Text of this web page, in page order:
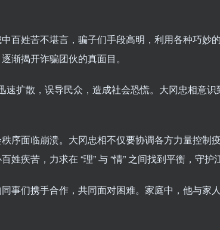
百姓苦不堪言，骗子们手段高明，利用各种巧妙
渐揭开诈骗团伙的真面目。
扩散，误导民众，造成社会恐慌。大冈忠相意
序面临崩溃。大冈忠相不仅要协调各方力量控制
疾苦，力求在 “理” 与 “情” 之间找到平衡，守护
事们携手合作，共同面对困难。家庭中，他与家